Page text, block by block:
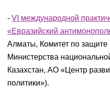
- VI международной
«Евразийский
Алматы, Комитет по защите
Министерства
Казахстан, АО «Центр
политики»).